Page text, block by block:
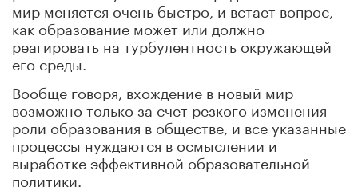
мир меняется очень быстро, и встает вопрос,
как образование может или должно
реагировать на турбулентность окружающей
его среды.
Вообще говоря, вхождение в новый мир
возможно только за счет резкого изменения
роли образования в обществе, и все указанные
процессы нуждаются в осмыслении и
выработке эффективной образовательной
политики.